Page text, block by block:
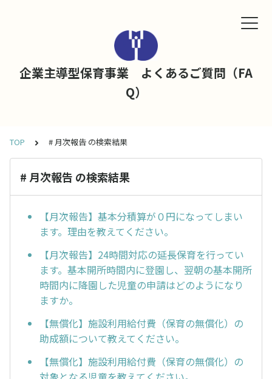
企業主導型保育事業 よくあるご質問（FA
Q）
TOP # 月次報告 の検索結果
# 月次報告 の検索結果
【月次報告】基本分積算が０円になってしまい
ます。理由を教えてください。
【月次報告】24時間対応の延長保育を行ってい
ます。基本開所時間内に登園し、翌朝の基本開所
時間内に降園した児童の申請はどのようになり
ますか。
【無償化】施設利用給付費（保育の無償化）の
助成額について教えてください。
【無償化】施設利用給付費（保育の無償化）の